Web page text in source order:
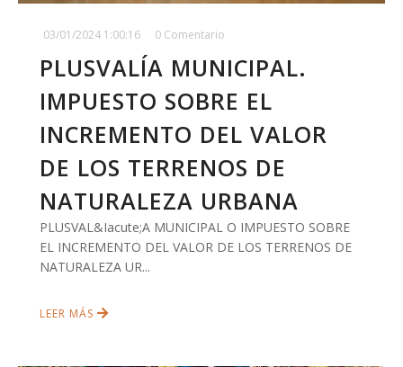
03/01/2024 1:00:16 0 Comentario
PLUSVALÍA MUNICIPAL.
IMPUESTO SOBRE EL
INCREMENTO DEL VALOR
DE LOS TERRENOS DE
NATURALEZA URBANA
PLUSVAL&Iacute;A MUNICIPAL O IMPUESTO SOBRE
EL INCREMENTO DEL VALOR DE LOS TERRENOS DE
NATURALEZA UR...
LEER MÁS